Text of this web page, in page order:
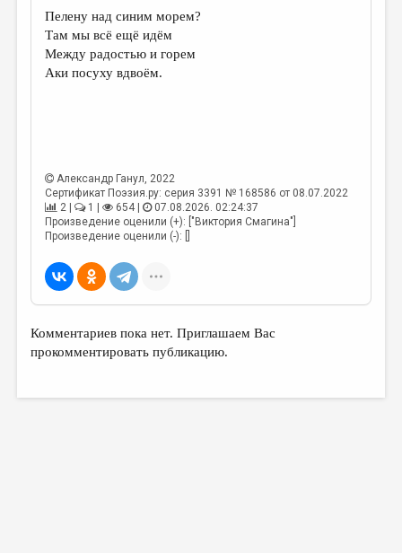
ОБЪЯВЛЕНИЯ
КОЛОНКА РЕДАКТОРА
ЭССЕИСТИКА
ЛИТЕРАТУРОВЕДЕНИЕ
ПУБЛИЦИСТИКА
ЦИКЛЫ ПУБЛИКАЦИЙ
Пелену над синим морем?
Там мы всё ещё идём
Между радостью и горем
Аки посуху вдвоём.
Александр Ганул, 2022
Сертификат Поэзия.ру: серия 3391 № 168586 от 08.07.2022
2 |
1 | 654 |
07.08.2026. 02:24:37
Произведение оценили (+): ["Виктория Смагина"]
Произведение оценили (-): []
Комментариев пока нет. Приглашаем Вас
прокомментировать публикацию.